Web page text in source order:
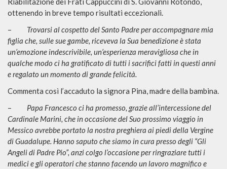
ottenendo in breve tempo risultati eccezionali.
– Trovarsi al cospetto del Santo Padre per accompagnare mia
figlia che, sulle sue gambe, riceveva la Sua benedizione è stata
un’emozione indescrivibile, un’esperienza meravigliosa che in
qualche modo ci ha gratificato di tutti i sacrifici fatti in questi anni
e regalato un momento di grande felicità.
Commenta così l’accaduto la signora Pina, madre della bambina.
– Papa Francesco ci ha promesso, grazie all’intercessione del
Cardinale Marini, che in occasione del Suo prossimo viaggio in
Messico avrebbe portato la nostra preghiera ai piedi della Vergine
di Guadalupe. Hanno saputo che siamo in cura presso degli “Gli
Angeli di Padre Pio”, anzi colgo l’occasione per ringraziare tutti i
medici e gli operatori che stanno facendo un lavoro magnifico e